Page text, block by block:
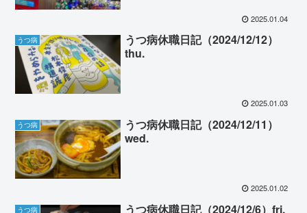
2025.01.04
うつ病
うつ病休職日記（2024/12/12）
thu.
2025.01.03
うつ病
うつ病休職日記（2024/12/11）
wed.
2025.01.02
うつ病 うつ病休職日記（2024/12/6）fri.